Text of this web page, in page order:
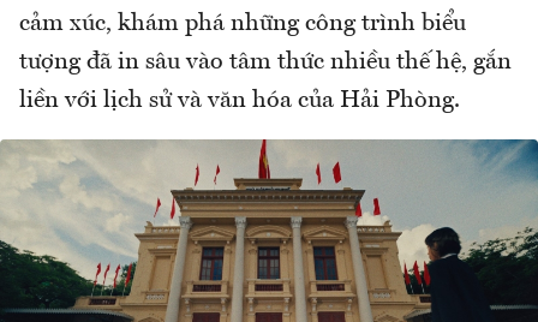
cảm xúc, khám phá những công trình biểu
tượng đã in sâu vào tâm thức nhiều thế hệ, gắn
liền với lịch sử và văn hóa của Hải Phòng.